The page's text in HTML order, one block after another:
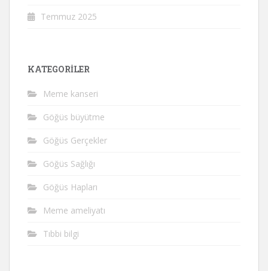
Temmuz 2025
KATEGORILER
Meme kanseri
Göğüs büyütme
Göğüs Gerçekler
Göğüs Sağlığı
Göğüs Hapları
Meme ameliyatı
Tıbbi bilgi